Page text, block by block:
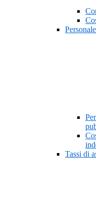
Tassi di